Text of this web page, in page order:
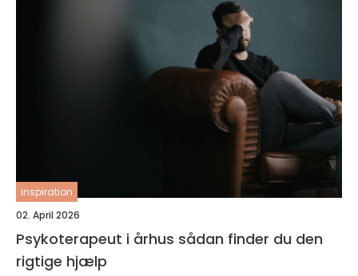
inspiration
02. April 2026
Psykoterapeut i århus sådan finder du den
rigtige hjælp